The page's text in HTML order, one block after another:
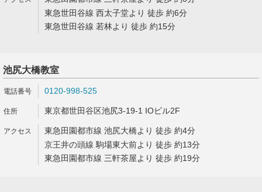
東急世田谷線 西太子堂より 徒歩 約6分
東急世田谷線 若林より 徒歩 約15分
池尻大橋教室
0120-998-525
東京都世田谷区池尻3-19-1 IOビル2F
東急田園都市線 池尻大橋より 徒歩 約4分
京王井の頭線 駒場東大前より 徒歩 約13分
東急田園都市線 三軒茶屋より 徒歩 約19分